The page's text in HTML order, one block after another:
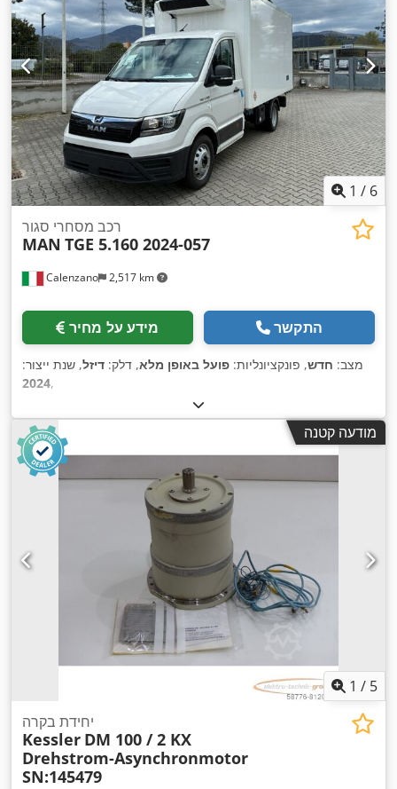
1 / 6
Calenzano 2,517 km
רכב מסחרי סגור
MAN TGE 5.160 2024-057
מידע על מחיר התקשר
מצב: חדש, פונקציונליות: פועל באופן מלא, דלק: דיזל, שנת ייצור:
2024,
מודעה קטנה
1 / 5
יחידת בקרה
Kessler DM 100 / 2 KX
Drehstrom-Asynchronmotor
SN:145479